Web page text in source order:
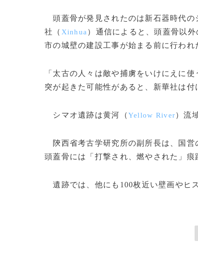
頭蓋骨が発見されたのは新石器時代の
社（ Xinhua ）通信によると、頭蓋骨以
市の城壁の建設工事が始まる前に行わ
「太古の人々は敵や捕虜をいけにえに
突が起きた可能性があると、新華社は付
シマオ遺跡は黄河（Yellow River）流
陝西省考古学研究所の副所長は、国営
頭蓋骨には「打撃され、燃やされた」痕
遺跡では、他にも100枚近い壁画やヒ